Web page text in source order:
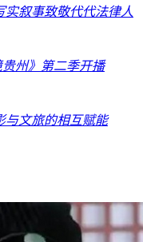
实叙事致敬代代法律人
州》第二季开播
与文旅的相互赋能